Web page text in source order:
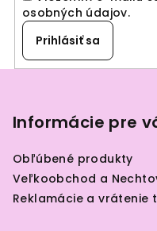
osobných údajov.
Prihlásiť sa
Informácie pre
Obľúbené produkty
Veľkoobchod a
Reklamácie a vrátenie